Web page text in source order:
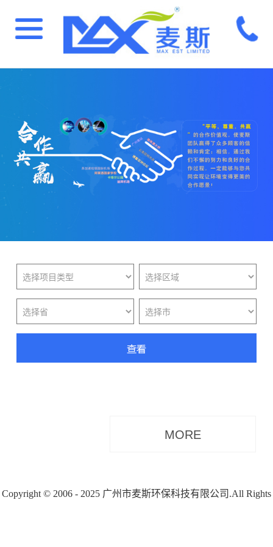
Copyright © 2006 - 2025 广州市麦斯环保科技有限公司.All Rights